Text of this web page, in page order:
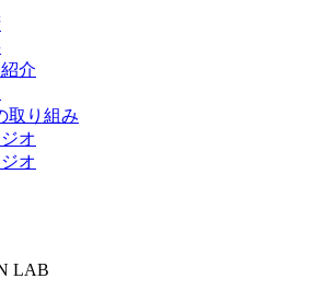
介
取り組み
オ
オ
LAB